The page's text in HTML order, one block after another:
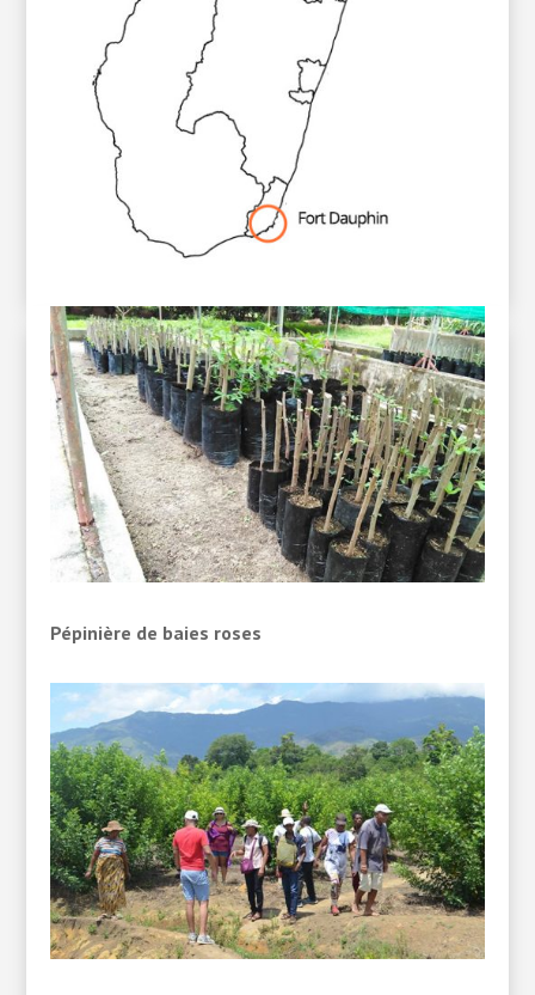
Pépinière de baies roses